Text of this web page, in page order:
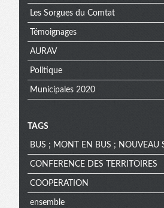
Les Sorgues du Comtat
Témoignages
AURAV
Politique
Municipales 2020
TAGS
BUS ; MONT EN BUS ; NOUVEAU
CONFERENCE DES TERRITOIRES
COOPERATION
ensemble